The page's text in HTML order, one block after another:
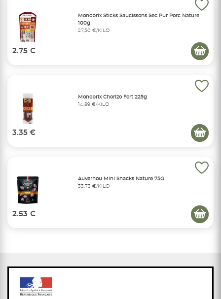
Monoprix Sticks Saucissons Sec Pur Porc Nature
100g
27,50 €/KILO
2.75 €
Monoprix Chorizo Fort 225g
14,89 €/KILO
3.35 €
Auvernou Mini Snacks Nature 75G
33,73 €/KILO
2.53 €